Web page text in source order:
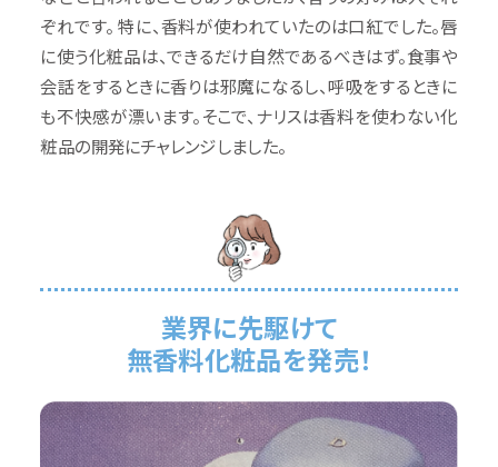
ぞれです。 特に、香料が使われていたのは口紅でした。唇
に使う化粧品は、できるだけ自然であるべきはず。食事や
会話をするときに香りは邪魔になるし、呼吸をするときに
も不快感が漂います。そこで、ナリスは香料を使わない化
粧品の開発にチャレンジしました。
業界に先駆けて
無香料化粧品を発売！